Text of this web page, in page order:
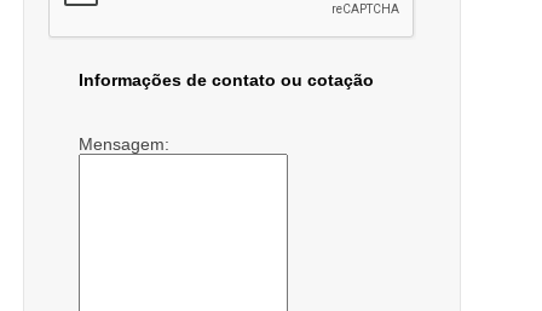
Informações de contato ou cotação
Mensagem: